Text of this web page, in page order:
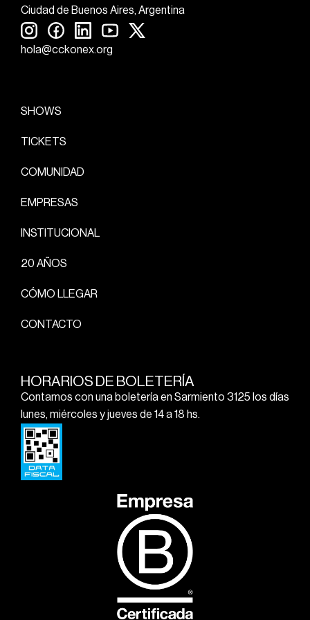
Ciudad de Buenos Aires, Argentina
hola@cckonex.org
SHOWS
TICKETS
COMUNIDAD
EMPRESAS
INSTITUCIONAL
20 AÑOS
CÓMO LLEGAR
CONTACTO
HORARIOS DE BOLETERÍA
Contamos con una boletería en Sarmiento 3125 los días
lunes, miércoles y jueves de 14 a 18 hs.